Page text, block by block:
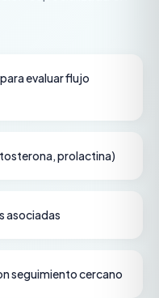
evaluar flujo
prolactina)
asociadas
seguimiento cercano